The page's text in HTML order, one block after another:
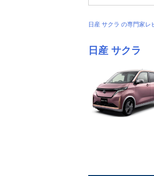
日産 サクラ の専門家
日産 サクラ